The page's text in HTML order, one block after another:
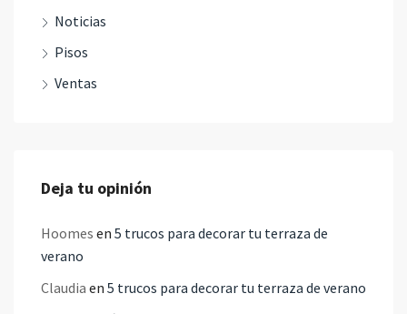
Noticias
Pisos
Ventas
Deja tu opinión
Hoomes en 5 trucos para decorar tu terraza de
verano
Claudia en 5 trucos para decorar tu terraza de verano